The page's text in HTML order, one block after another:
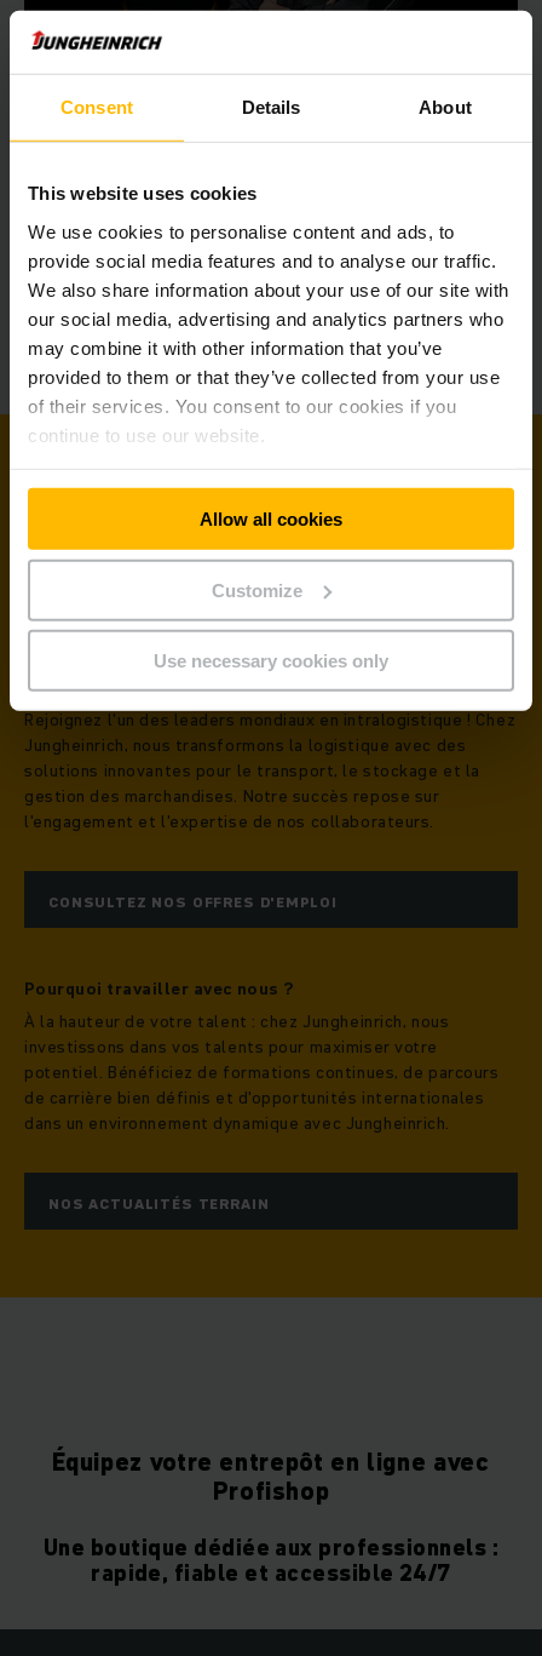
Consent Details About
This website uses cookies
We use cookies to personalise content and ads, to
provide social media features and to analyse our traffic.
We also share information about your use of our site with
our social media, advertising and analytics partners who
may combine it with other information that you’ve
provided to them or that they’ve collected from your use
of their services. You consent to our cookies if you
continue to use our website.
Allow all cookies
Customize
Use necessary cookies only
énergétiques Jungheinrich
Carrières chez Jungheinrich
À la hauteur de votre talent
Rejoignez Jungheinrich : Votre carrière
dans l'intralogistique
Notre mission et vision
Rejoignez l'un des leaders mondiaux en intralogistique ! Chez
Jungheinrich, nous transformons la logistique avec des
solutions innovantes pour le transport, le stockage et la
gestion des marchandises. Notre succès repose sur
l'engagement et l'expertise de nos collaborateurs.
CONSULTEZ NOS OFFRES D'EMPLOI
Pourquoi travailler avec nous ?
À la hauteur de votre talent : chez Jungheinrich, nous
investissons dans vos talents pour maximiser votre
potentiel. Bénéficiez de formations continues, de parcours
de carrière bien définis et d'opportunités internationales
dans un environnement dynamique avec Jungheinrich.
NOS ACTUALITÉS TERRAIN
Équipez votre entrepôt en ligne avec
Profishop
Une boutique dédiée aux professionnels :
rapide, fiable et accessible 24/7